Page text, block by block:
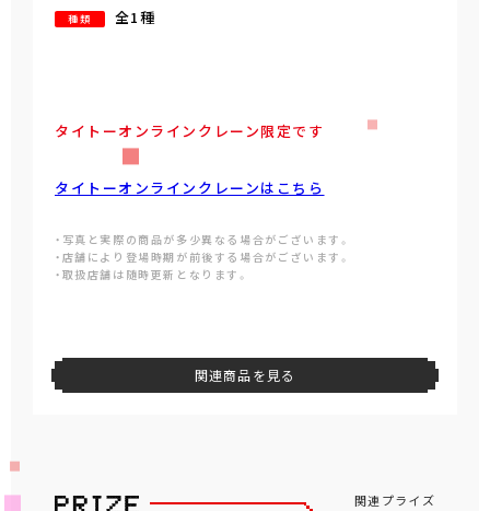
種類 全1種
タイトーオンラインクレーン限定です
タイトーオンラインクレーンはこちら
・写真と実際の商品が多少異なる場合がございます。
・店舗により登場時期が前後する場合がございます。
・取扱店舗は随時更新となります。
関連商品を見る
関連プライズ